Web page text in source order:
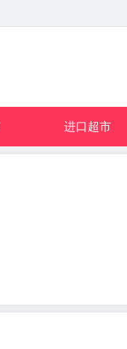
进口超市